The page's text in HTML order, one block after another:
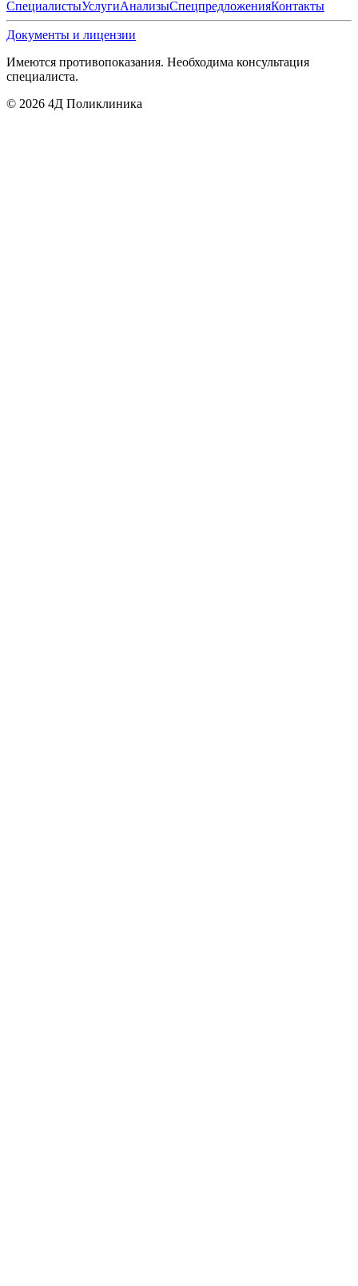
СпециалистыУслугиАнализыСпецпредложенияКонтакты
Документы и лицензии
Имеются противопоказания. Необходима консультация
специалиста.
© 2026 4Д Поликлиника